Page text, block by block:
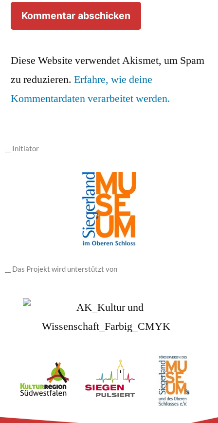
Diese Website verwendet Akismet, um Spam
zu reduzieren. Erfahre, wie deine
Kommentardaten verarbeitet werden.
__ Initiator
__ Das Projekt wird unterstützt von